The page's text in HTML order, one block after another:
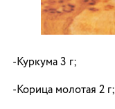
-Куркума 3 г;
-Корица молотая 2 г;